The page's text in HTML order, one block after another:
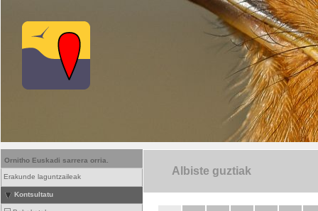
Ornitho Euskadi sarrera orria.
Erakunde laguntzaileak
Kontsultatu
Albiste guztiak